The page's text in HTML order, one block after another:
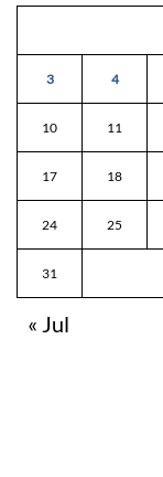
3 4
10 11
17 18
24 25
31
« Jul